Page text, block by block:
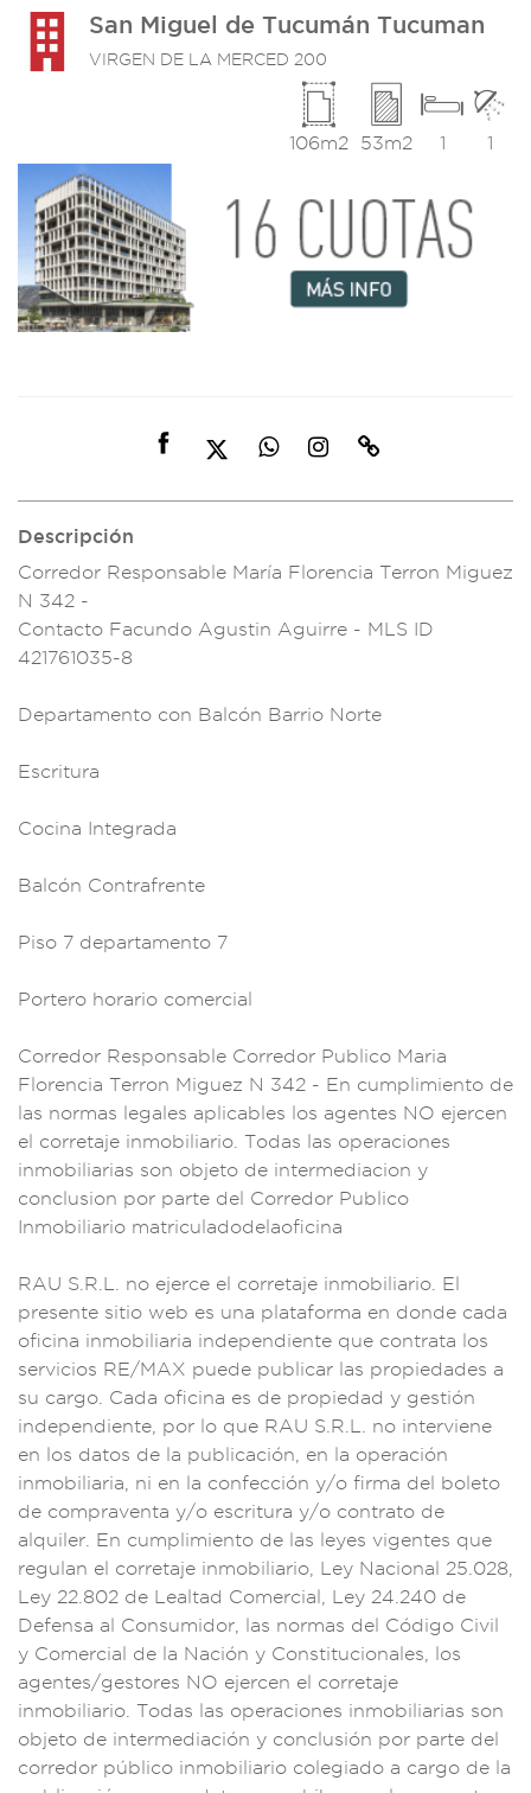
San Miguel de Tucumán Tucuman
VIRGEN DE LA MERCED 200
1
1
53m2
106m2
Descripción
Corredor Responsable María Florencia Terron Miguez
N 342 -
Contacto Facundo Agustin Aguirre - ML S ID
421761035-8
Departamento con Balcón Barrio Norte
Escritura
Cocina Integrada
Balcón Contrafrente
Piso 7 departamento 7
Portero horario comercial
Corredor Responsable Corredor Publico Maria
Florencia Terron Miguez N 342 - En cumplimiento de
las normas lega les aplicabl es los agentes NO ejercen
el corretaje inmobiliario. Todas las operaciones
inmobi liarias son objeto de intermediacion y
conclusion por parte del Corredor Publico
Inmobiliario matriculadodelaoficina
RAU S.R.L. no ejerce el corretaje inmobiliario. El
presente sitio web es una plataforma en donde cada
oficina inmobiliaria independiente que contrata los
servicios RE/MAX puede publicar las propiedades a
su cargo. Cada oficina es de propiedad y gestión
independiente, por lo que RAU S .R.L. no interviene
en los datos de la publicación, en la operación
inmobiliaria , ni en la confección y/o firma del boleto
de compraventa y/o escritura y/o contrato de
alquiler. En cumplimiento de las leyes vigentes que
regulan el corretaje inmobi liario, Ley Nacional
25.028,
Ley 22.802 de Lealtad Comercia l, Ley 24.240 de
Defensa al Consumidor, las normas del Código Civil
y Comercial
de la Nación y Constitucionales,
los
agentes/gestores NO ejercen el corretaje
inmobiliario. Todas las operaciones inmobiliarias son
objeto de intermediación y conclusión por parte del
corredor público inmobiliario colegiado a cargo de la